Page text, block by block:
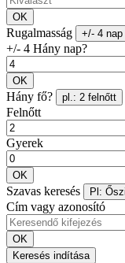
OK
Rugalmasság +/- 4 nap
+/- 4 Hány nap?
OK
Hány fő? pl.: 2 felnőtt
Felnőtt
Gyerek
OK
Szavas keresés Pl:
Cím vagy azonosító
OK
Keresés indítása